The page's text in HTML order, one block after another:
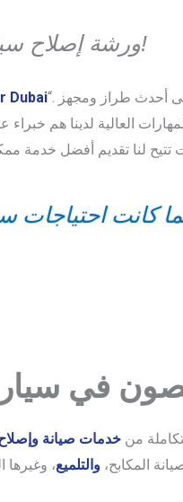
ورشة إصلاح سيارات أودي التي يمكنك الاعتماد عليها!
Dubai“. ورشة العمل الخاصة بنا هي مركز خدمة على أحدث طراز ومجهز
العالية لدينا هم
تتيح لنا تقديم أفضل خدمة
كانت احتياجات
في
من خدمات صيانة
المكابح، والتلميع